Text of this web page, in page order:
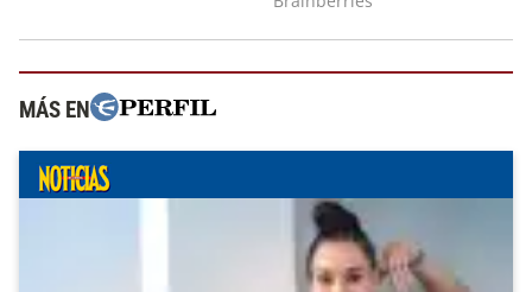
MÁS EN